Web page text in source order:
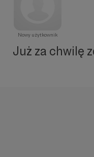
Nowy użytkownik
Już za chwilę